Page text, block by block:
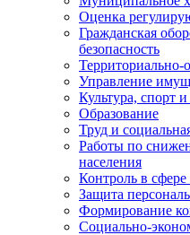
Оценка
Гражданская
безопасность
Территориально-
Управление
Культура, спорт
Образование
Труд и
Работы по
населения
Контроль в сфере
Защита
Формирование
Социально-